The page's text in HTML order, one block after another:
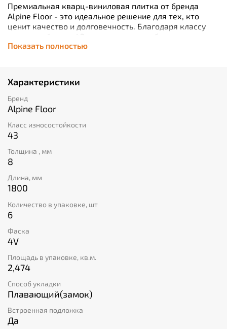
Премиальная кварц-виниловая плитка от бренда
Alpine Floor - это идеальное решение для тех, кто
ценит качество и долговечность. Благодаря классу
износостойкости 43, эта плитка способна
выдерживать большие нагрузки и подходит как для
позволяет быстро и легко уложить пол без
использования клея. А встроенная подложка
обеспечивает дополнительную звукоизоляцию и
теплозащиту. Кроме того, материал каменно-
полимерного композита обладает высокой степенью
пожарной безопасности (класс КМ2) и экологичен
благодаря отсутствию вредных веществ. Выбирайте
надежность и комфорт вместе с плиткой Alpine Floor!
Показать полностью
Характеристики
Бренд
Alpine Floor
Класс износостойкости
43
Толщина , мм
8
Длина, мм
1800
Количество в упаковке, шт
6
Фаска
4V
Площадь в упаковке, кв.м.
2,474
Способ укладки
Плавающий(замок)
Встроенная подложка
Да